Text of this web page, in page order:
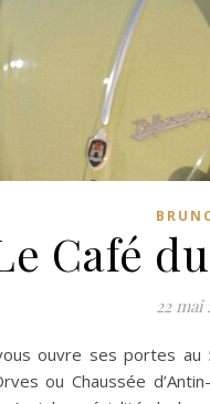
Café
22 mai
ouvre ses portes au
ou Chaussée